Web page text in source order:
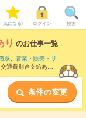
気になる! ログイン 検索
り のお仕事一覧
系、 営業・販売・サ
通費別途支給あり
条件の変更